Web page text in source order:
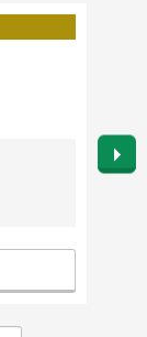
勤務
英語